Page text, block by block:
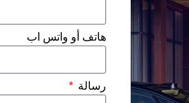
هاتف أو واتس اب
رسالة